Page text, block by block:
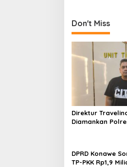
Don't Miss
Direktur
Diamankan
DPRD Konawe
TP-PKK Rp1,9